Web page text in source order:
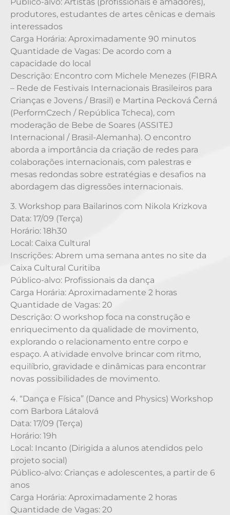
produtores, estudantes de artes cênicas e demais
interessados
Carga Horária: Aproximadamente 90 minutos
Quantidade de Vagas: De acordo com a
capacidade do local
Descrição: Encontro com Michele Menezes (FIBRA
– Rede de Festivais Internacionais Brasileiros para
Crianças e Jovens / Brasil) e Martina Pecková Černá
(PerformCzech / República Tcheca), com
moderação de Bebe de Soares (ASSITEJ
Internacional / Brasil-Alemanha). O encontro
aborda a importância da criação de redes para
colaborações internacionais, com palestras e
mesas redondas sobre estratégias e desafios na
abordagem das digressões internacionais.
3. Workshop para Bailarinos com Nikola Krizkova
Data: 17/09 (Terça)
Horário: 18h30
Local: Caixa Cultural
Inscrições: Abrem uma semana antes no site da
Caixa Cultural Curitiba
Público-alvo: Profissionais da dança
Carga Horária: Aproximadamente 2 horas
Quantidade de Vagas: 20
Descrição: O workshop foca na construção e
enriquecimento da qualidade de movimento,
explorando o relacionamento entre corpo e
espaço. A atividade envolve brincar com ritmo,
equilíbrio, gravidade e dinâmicas para encontrar
novas possibilidades de movimento.
4. “Dança e Física” (Dance and Physics) Workshop
com Barbora Látalová
Data: 17/09 (Terça)
Horário: 19h
Local: Incanto (Dirigida a alunos atendidos pelo
projeto social)
Público-alvo: Crianças e adolescentes, a partir de 6
anos
Carga Horária: Aproximadamente 2 horas
Quantidade de Vagas: 20